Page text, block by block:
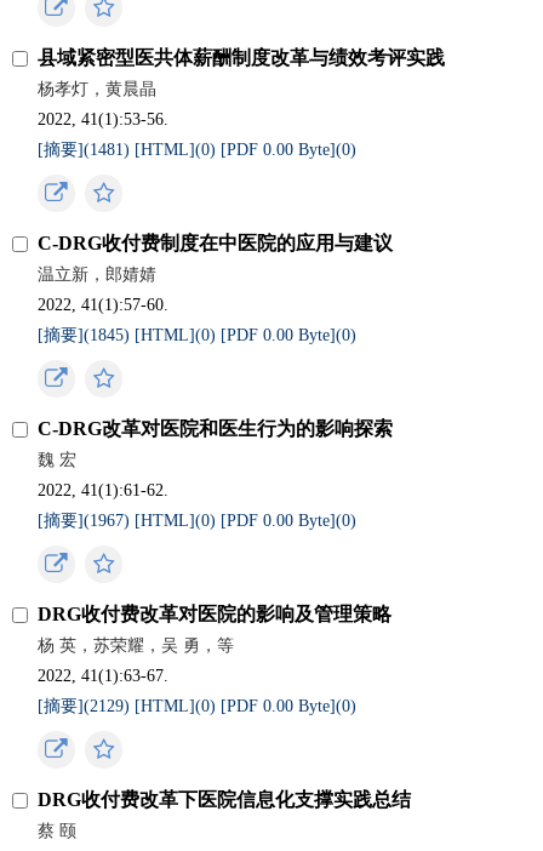
县域紧密型医共体薪酬制度改革与绩效考评实践
杨孝灯，黄晨晶
2022, 41(1):53-56.
[摘要](1481) [HTML](0) [PDF 0.00 Byte](0)
C-DRG收付费制度在中医院的应用与建议
温立新，郎婧婧
2022, 41(1):57-60.
[摘要](1845) [HTML](0) [PDF 0.00 Byte](0)
C-DRG改革对医院和医生行为的影响探索
魏 宏
2022, 41(1):61-62.
[摘要](1967) [HTML](0) [PDF 0.00 Byte](0)
DRG收付费改革对医院的影响及管理策略
杨 英，苏荣耀，吴 勇，等
2022, 41(1):63-67.
[摘要](2129) [HTML](0) [PDF 0.00 Byte](0)
DRG收付费改革下医院信息化支撑实践总结
蔡 颐